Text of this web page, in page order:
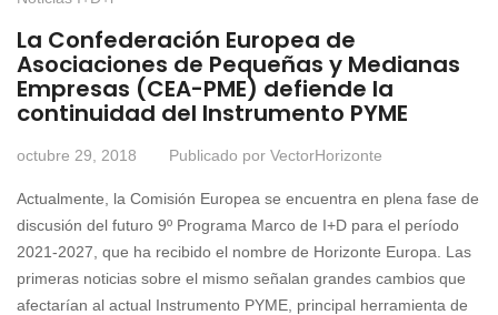
La Confederación Europea de
Asociaciones de Pequeñas y Medianas
Empresas (CEA-PME) defiende la
continuidad del Instrumento PYME
octubre 29, 2018 Publicado por VectorHorizonte
Actualmente, la Comisión Europea se encuentra en plena fase de
discusión del futuro 9º Programa Marco de I+D para el período
2021-2027, que ha recibido el nombre de Horizonte Europa. Las
primeras noticias sobre el mismo señalan grandes cambios que
afectarían al actual Instrumento PYME, principal herramienta de